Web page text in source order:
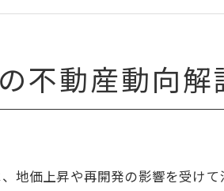
投資目線で見る不動産購入タ
中古一戸建てを狙うなら今が買い時
不動産中古一戸建ての今買う
駅近中古一戸建ての不動産選
不動産動向解
地価上昇や再開発の影響を受け